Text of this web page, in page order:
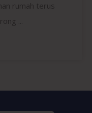
rumah terus
...